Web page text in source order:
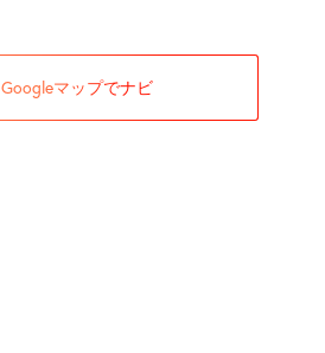
Googleマップでナビ